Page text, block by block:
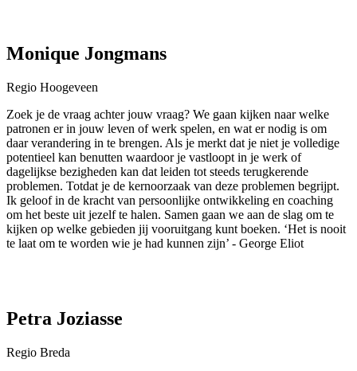
Monique Jongmans
Regio Hoogeveen
Zoek je de vraag achter jouw vraag? We gaan kijken naar welke
patronen er in jouw leven of werk spelen, en wat er nodig is om
daar verandering in te brengen. Als je merkt dat je niet je volledige
potentieel kan benutten waardoor je vastloopt in je werk of
dagelijkse bezigheden kan dat leiden tot steeds terugkerende
problemen. Totdat je de kernoorzaak van deze problemen begrijpt.
Ik geloof in de kracht van persoonlijke ontwikkeling en coaching
om het beste uit jezelf te halen. Samen gaan we aan de slag om te
kijken op welke gebieden jij vooruitgang kunt boeken. ‘Het is nooit
te laat om te worden wie je had kunnen zijn’ - George Eliot
Petra Joziasse
Regio Breda